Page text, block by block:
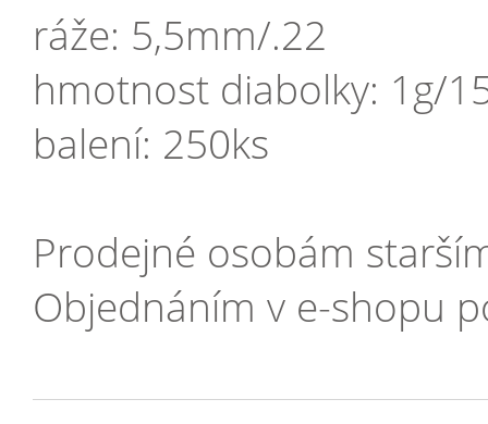
ráže: 5,5mm/.22
hmotnost diabolky: 1g/
balení: 250ks
Prodejné osobám
Objednáním v e-shopu